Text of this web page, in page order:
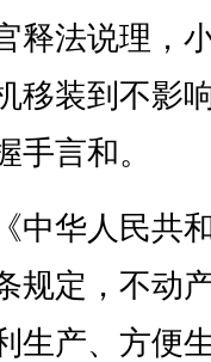
释法说理，
移装到不影
手言和。
华人民共
规定，不动
生产、方便